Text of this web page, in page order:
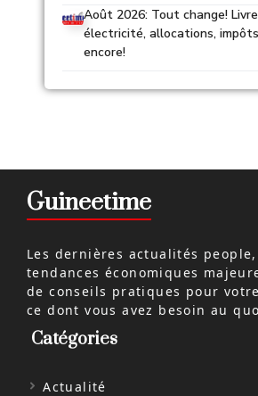
Août 2026: Tout change!
électricité, allocations,
encore!
Guineetime
Les dernières actualités
tendances économiques
de conseils pratiques pour
ce dont vous avez besoin au
Catégories
Actualité